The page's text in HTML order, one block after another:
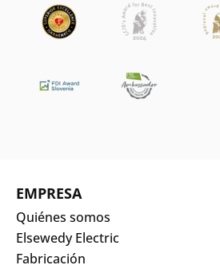
EMPRESA
Quiénes somos
Elsewedy Electric
Fabricación